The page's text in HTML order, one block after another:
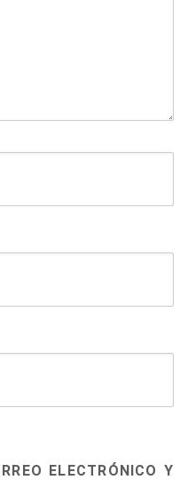
ELECTRÓNICO Y